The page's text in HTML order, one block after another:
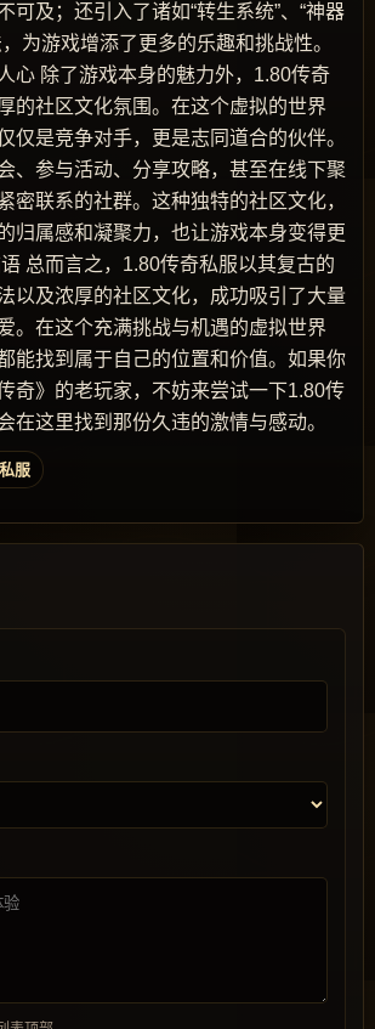
可及；还引入了诸如“转生系统”、“神器
为游戏增添了更多的乐趣和挑战性。
心 除了游戏本身的魅力外，1.80传奇
的社区文化氛围。在这个虚拟的世界
仅是竞争对手，更是志同道合的伙伴。
、参与活动、分享攻略，甚至在线下聚
密联系的社群。这种独特的社区文化，
归属感和凝聚力，也让游戏本身变得更
总而言之，1.80传奇私服以其复古的
以及浓厚的社区文化，成功吸引了大量
。在这个充满挑战与机遇的虚拟世界
能找到属于自己的位置和价值。如果你
奇》的老玩家，不妨来尝试一下1.80传
在这里找到那份久违的激情与感动。
服